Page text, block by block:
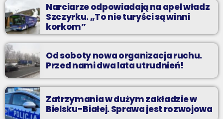
Narciarze odpowiadają na apel władz
Szczyrku. „To nie turyści są winni
korkom”
Od soboty nowa organizacja ruchu.
Przed nami dwa lata utrudnień!
Zatrzymania w dużym zakładzie w
Bielsku-Białej. Sprawa jest rozwojowa